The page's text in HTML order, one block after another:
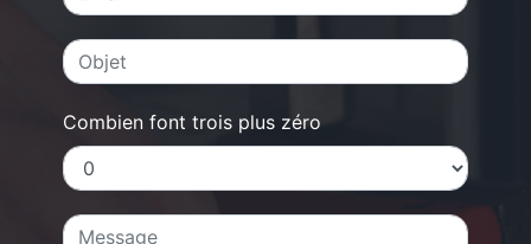
Combien font trois plus zéro